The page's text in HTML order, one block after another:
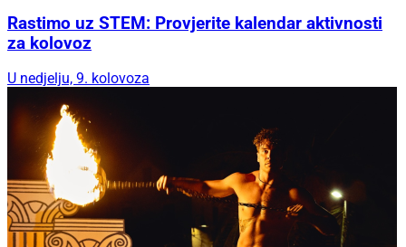
Rastimo uz STEM: Provjerite kalendar aktivnosti
za kolovoz
U nedjelju, 9. kolovoza